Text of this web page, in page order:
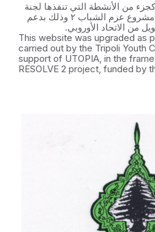
من الأنشطة التي تنفذها لجنة
شباب طرابلس ضمن مشروع عزم الشباب ٢ وذلك بدعم
من الاتحاد الأوروبي.
This website was upgraded as
carried out by the Tripoli Youth
support of UTOPIA, in the
RESOLVE 2 project, funded by